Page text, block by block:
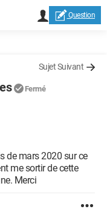
Question
Sujet Suivant
Fermé
de mars 2020 sur ce
me sortir de cette
Merci